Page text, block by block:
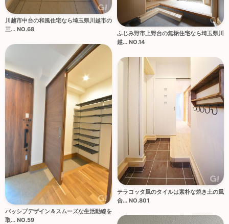
川越市中台の和風住宅なら埼玉県川越市の
三... NO.68
ふじみ野市上野台の無垢住宅なら埼玉県川
越... NO.14
パッシブデザイン＆スムーズな生活動線を
取... NO.59
テラコッタ風のタイルは素朴な焼き土の風
合... NO.801